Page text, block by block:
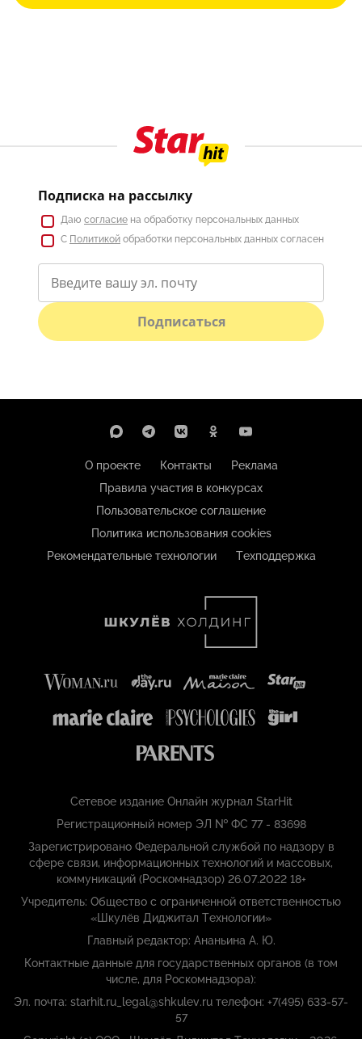
Подписка на рассылку
Даю согласие на обработку персональных данных
С Политикой обработки персональных данных согласен
Подписаться
О проекте Контакты
Реклама
Правила участия в конкурсах
Пользовательское соглашение
Политика использования cookies
Рекомендательные технологии
Техподдержка
Сетевое издание Онлайн журнал StarHit
Регистрационный номер ЭЛ № ФС 77 - 83698
Зарегистрировано Федеральной службой по надзору в
сфере связи, информационных технологий и массовых,
коммуникаций (Роскомнадзор) 26.07.2022 18+
Учредитель: Общество с ограниченной ответственностью
«Шкулёв Диджитал Технологии»
Главный редактор: Ананьина А. Ю.
Контактные данные для государственных органов (в том
числе, для Роскомнадзора):
Эл. почта: starhit.ru_legal@shkulev.ru телефон: +7(495) 633-57-
57